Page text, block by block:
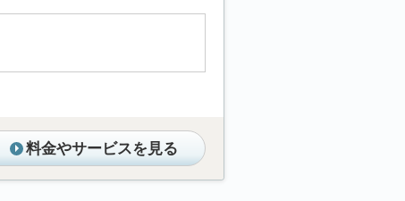
料金やサービスを見る